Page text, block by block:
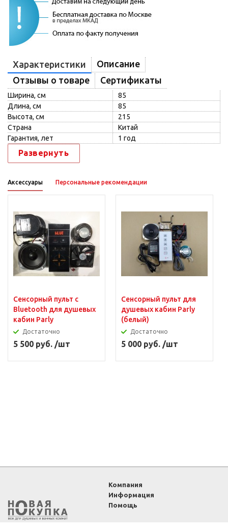
Характеристики
Описание
Отзывы о товаре
Сертификаты
Ширина, см
85
Длина, см
85
Высота, см
215
Страна
Китай
Гарантия, лет
1 год
Развернуть
Аксессуары Персональные рекомендации
Сенсорный пульт с
Bluetooth для душевых
кабин Parly
Достаточно
5 500 руб. /шт
Сенсорный пульт для
душевых кабин Parly
(белый)
Достаточно
5 000 руб. /шт
Компания
Информация
Помощь